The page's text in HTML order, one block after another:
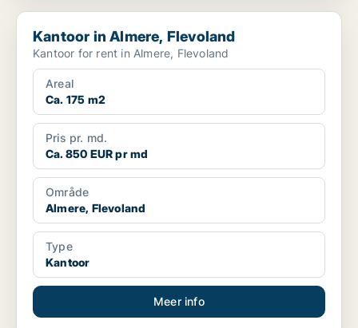
Kantoor in Almere, Flevoland
Kantoor in Almere, Flevoland
Kantoor for rent in Almere, Flevoland
Areal
Ca. 175 m2
Pris pr. md.
Ca. 850 EUR pr md
Område
Almere, Flevoland
Type
Kantoor
Meer info